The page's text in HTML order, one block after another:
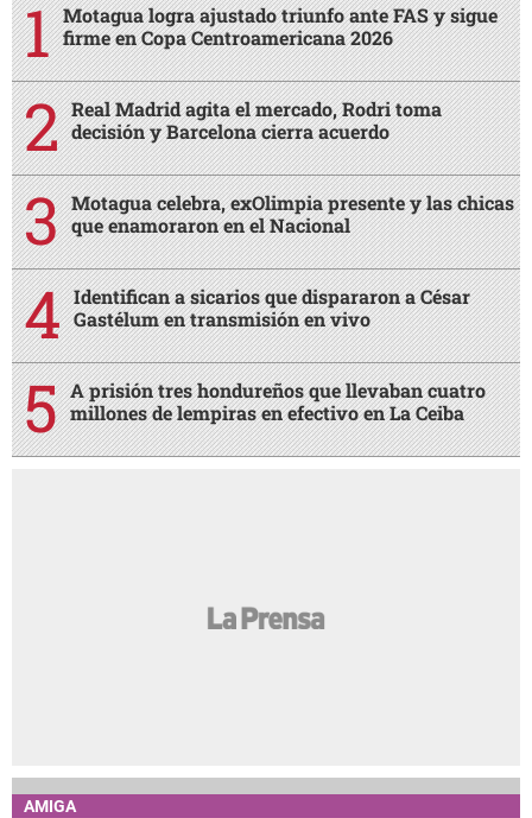
Motagua logra ajustado triunfo ante FAS y sigue
firme en Copa Centroamericana 2026
Real Madrid agita el mercado, Rodri toma
decisión y Barcelona cierra acuerdo
Motagua celebra, exOlimpia presente y las chicas
que enamoraron en el Nacional
Identifican a sicarios que dispararon a César
Gastélum en transmisión en vivo
A prisión tres hondureños que llevaban cuatro
millones de lempiras en efectivo en La Ceiba
AMIGA